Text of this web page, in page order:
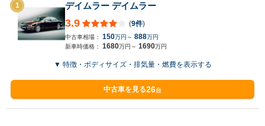
1 デイムラー デイムラー
3.9 (9件)
中古車相場： 150万円～ 888万円
新車時価格： 1680万円～ 1690万円
▼ 特徴・ボディサイズ・排気量・燃費を表示する
中古車を見る26台